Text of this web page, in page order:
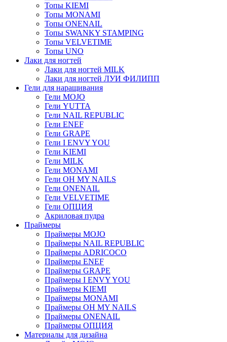
Топы KIEMI
Топы MONAMI
Топы ONENAIL
Топы SWANKY STAMPING
Топы VELVETIME
Топы UNO
Лаки для ногтей
Лаки для ногтей MILK
Лаки для ногтей ЛУИ ФИЛИПП
Гели для наращивания
Гели MOJO
Гели YUTTA
Гели NAIL REPUBLIC
Гели ENEF
Гели GRAPE
Гели I ENVY YOU
Гели KIEMI
Гели MILK
Гели MONAMI
Гели OH MY NAILS
Гели ONENAIL
Гели VELVETIME
Гели ОПЦИЯ
Акриловая пудра
Праймеры
Праймеры MOJO
Праймеры NAIL REPUBLIC
Праймеры ADRICOCO
Праймеры ENEF
Праймеры GRAPE
Праймеры I ENVY YOU
Праймеры KIEMI
Праймеры MONAMI
Праймеры OH MY NAILS
Праймеры ONENAIL
Праймеры ОПЦИЯ
Материалы для дизайна